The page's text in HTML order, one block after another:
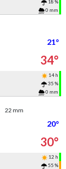
18 %
0 mm
21°
34°
14 h
35 %
0 mm
22 mm
20°
30°
12 h
55 %